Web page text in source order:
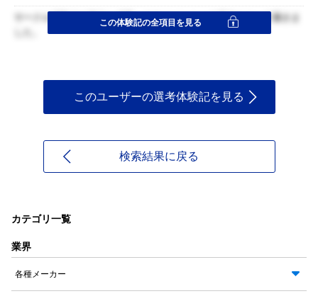
サークル活動での努力と成果、マネジメントへの尽力について書きま
この体験記の全項目を見る
このユーザーの選考体験記を見る
検索結果に戻る
カテゴリ一覧
業界
各種メーカー